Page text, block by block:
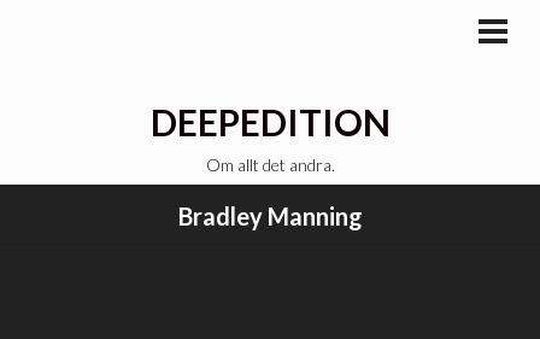
DEEPEDITION
Om allt det andra.
Bradley Manning